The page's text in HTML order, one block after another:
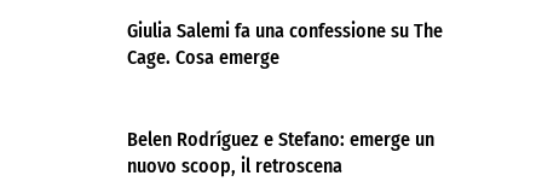
Giulia Salemi fa una confessione su The
Cage. Cosa emerge
Belen Rodríguez e Stefano: emerge un
nuovo scoop, il retroscena